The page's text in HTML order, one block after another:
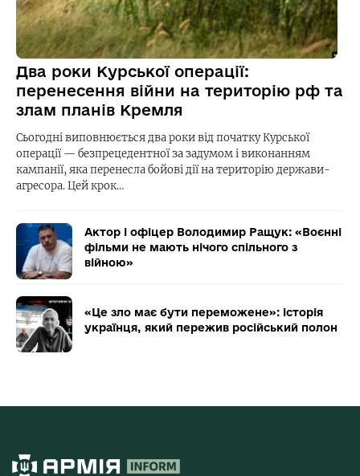
Два роки Курської операції:
перенесення війни на територію рф та
злам планів Кремля
Сьогодні виповнюється два роки від початку Курської
операції — безпрецедентної за задумом і виконанням
кампанії, яка перенесла бойові дії на територію держави-
агресора. Цей крок…
Актор і офіцер Володимир Ращук: «Воєнні
фільми не мають нічого спільного з
війною»
«Це зло має бути переможене»: історія
українця, який пережив російський полон